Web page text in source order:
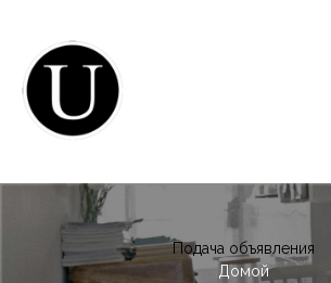
Подача объявления
Домой